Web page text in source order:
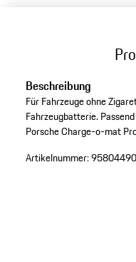
Beschreibung
Für Fahrzeuge ohne
Fahrzeugbatterie.
Porsche Charge-o-mat
Artikelnummer: